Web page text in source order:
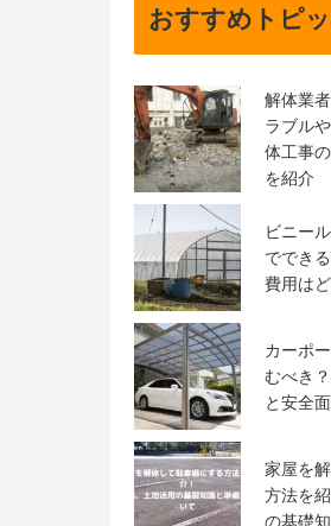
おすすめトピ
解体業
ラブル
体工事
を紹介
ビニー
ででき
費用は
カーポ
むべき
と安全
家屋を
方法を
の基礎